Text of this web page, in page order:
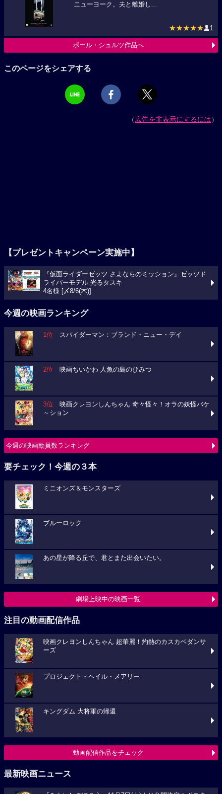
ニューヨーク。夫と離婚し...
★★★★★ 1
ポール・シュルツ作品へ
このページをシェアする
（広告を非表示にするには）
【プレゼントキャンペーン実施中】
『仮面ライダーゼッツ さよならのミッション』ゼッツド
ライバーモデル 光るタスキ
4名様 [〆8/6(木)]
今週の映画ランキング
1位 スパイダーマン：ブランド・ニュー・デイ
2位 映画ちいかわ 人魚の島のひみつ
3位 映画クレヨンしんちゃん 奇々怪々！オラの妖怪バケ
～ション
今週の映画動員数ランキング
要チェック！今週の３本
ミニオンズ＆モンスターズ
ブルーロック
あの星が降る丘で、君とまた出会いたい。
劇場上映中の映画一覧
注目の動画配信作品
映画クレヨンしんちゃん 超華麗！灼熱のカスカベダンサ
ーズ
プロジェクト・ヘイル・メアリー
キングダム 大将軍の帰還
動画配信作品をチェック
最新映画ニュース